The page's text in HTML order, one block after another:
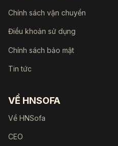
Chính sách vận chuyển
Điều khoản sử dụng
Chính sách bảo mật
Tin tức
VỀ HNSOFA
Về HNSofa
CEO